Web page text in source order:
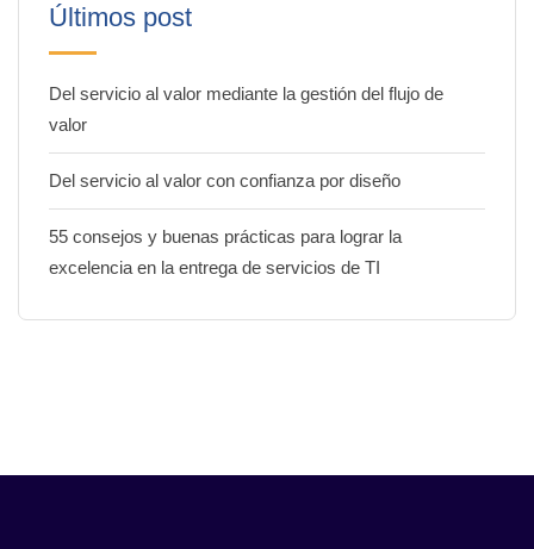
Últimos post
Del servicio al valor mediante la gestión del flujo de
valor
Del servicio al valor con confianza por diseño
55 consejos y buenas prácticas para lograr la
excelencia en la entrega de servicios de TI